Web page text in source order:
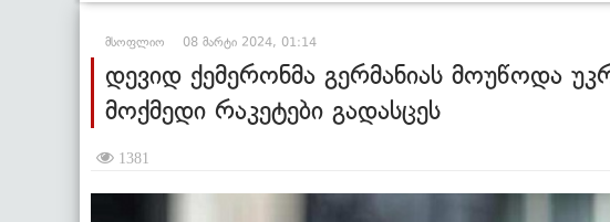
მსოფლიო 08 მარტი 2024, 01:14
დევიდ ქემერონმა გერმანიას მოუწოდა
მოქმედი რაკეტები გადასცეს
1381